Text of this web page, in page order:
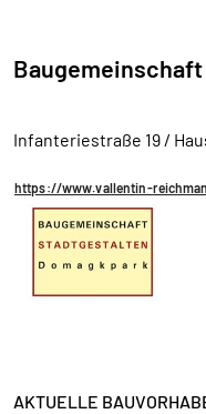
Infanteriestraße 19 /
https://www.vallentin-
AKTUELLE